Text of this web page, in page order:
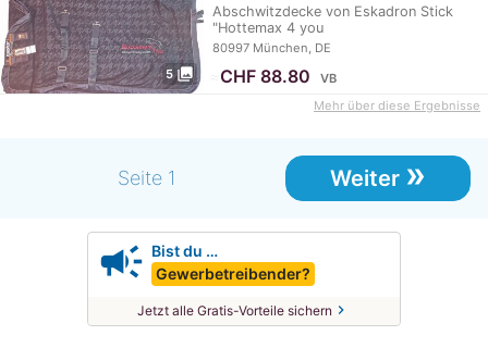
5 photo_library
Abschwitzdecke von Eskadron Stick
"Hottemax 4 you
Reitsportfachgeschäft"…
80997 München, DE
CHF 88.80
VB
Mehr über diese Ergebnisse
Seite 1 Weiter »
campaign Bist du …
Gewerbetreibender?
Jetzt alle Gratis-Vorteile sichern chevron_right